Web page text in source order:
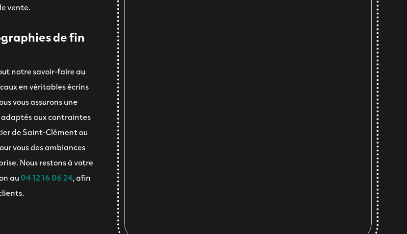
vente.
de fin
notre savoir-faire au
en véritables écrins
vous assurons une
aux contraintes
de Saint-Clément ou
vous des ambiances
Nous restons à votre
au 04 12 16 06 24, afin